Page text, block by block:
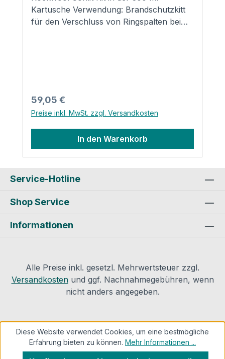
Kartusche Verwendung: Brandschutzkitt
für den Verschluss von Ringspalten bei
verwendet. Hierbei darf der zu
verschließende Spalt maximal 30 mm
betragen. Produktsicherheit und
Kontaktinformationen des Herstellers:
GladbeckMail: info@rockwool.de
Regulärer Preis:
59,05 €
Preise inkl. MwSt. zzgl. Versandkosten
In den Warenkorb
Service-Hotline
Shop Service
Informationen
Alle Preise inkl. gesetzl. Mehrwertsteuer zzgl.
Versandkostenund ggf. Nachnahmegebühren, wenn
nicht anders angegeben.
Diese Website verwendet Cookies, um eine bestmögliche
Erfahrung bieten zu können. Mehr Informationen ...